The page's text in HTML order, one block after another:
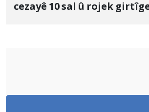
cezayê 10 sal û rojek